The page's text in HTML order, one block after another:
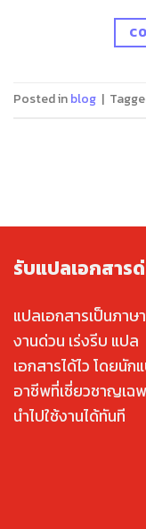
Posted inblog |
รับแปลเอกสาร
แปลเอกสารเป็นภาษ
งานด่วน เร่งรีบ แปล
เอกสารได้ไว โดยนัก
อาชีพที่เชี่ยวชาญเฉ
นำไปใช้งานได้ทันที